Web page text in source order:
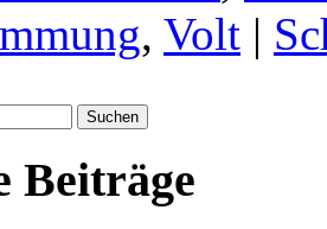
, Volt |
Beiträge